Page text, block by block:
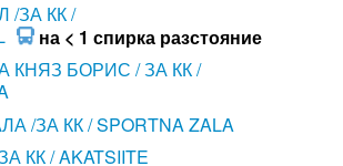
/ЗА КК /
на < 1 спирка разстояние
КНЯЗ БОРИС / ЗА КК /
/ЗА КК / SPORTNA ZALA
КК / AKATSIITE